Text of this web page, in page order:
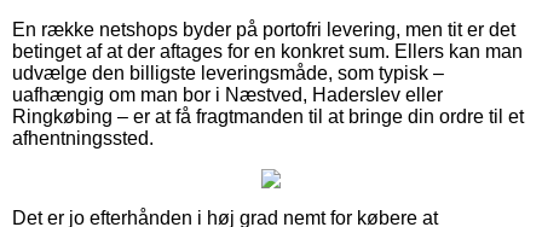
En række netshops byder på portofri levering, men tit er det
betinget af at der aftages for en konkret sum. Ellers kan man
udvælge den billigste leveringsmåde, som typisk –
uafhængig om man bor i Næstved, Haderslev eller
Ringkøbing – er at få fragtmanden til at bringe din ordre til et
afhentningssted.
Det er jo efterhånden i høj grad nemt for købere at